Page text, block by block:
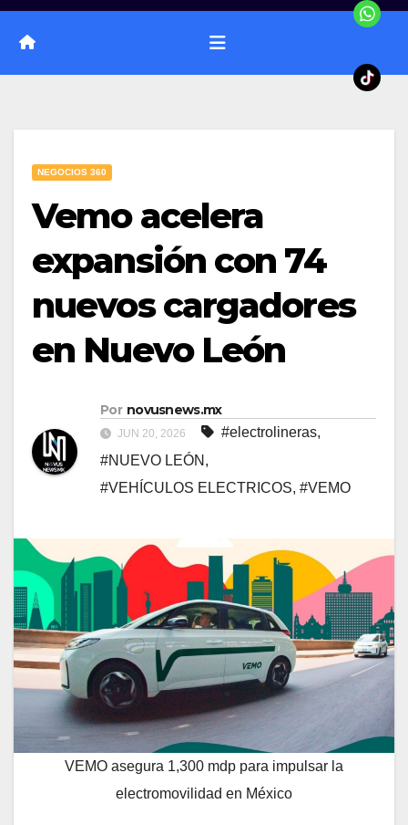
NEGOCIOS 360
Vemo acelera
expansión con 74
nuevos cargadores
en Nuevo León
Por novusnews.mx
JUN 20, 2026 #electrolineras,
#NUEVO LEÓN ,
#VEHÍCULOS ELECTRICOS, #VEMO
VEMO asegura 1,300 mdp para impulsar la
electromovilidad en México